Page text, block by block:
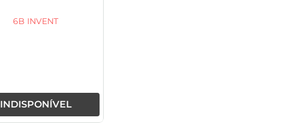
6B INVENT
INDISPONÍVEL